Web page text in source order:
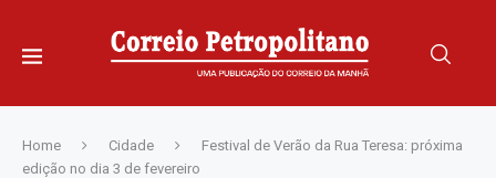
Home Cidade
Festival de Verão da Rua Teresa: próxima
edição no dia 3 de fevereiro